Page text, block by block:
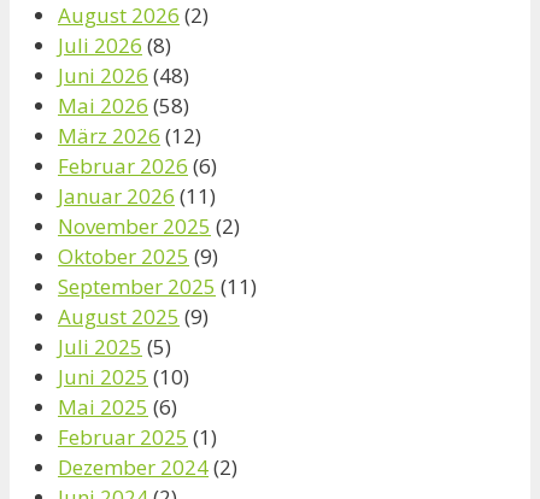
August 2026 (2)
Juli 2026 (8)
Juni 2026 (48)
Mai 2026 (58)
März 2026 (12)
Februar 2026 (6)
Januar 2026 (11)
November 2025 (2)
Oktober 2025 (9)
September 2025 (11)
August 2025 (9)
Juli 2025 (5)
Juni 2025 (10)
Mai 2025 (6)
Februar 2025 (1)
Dezember 2024(2)